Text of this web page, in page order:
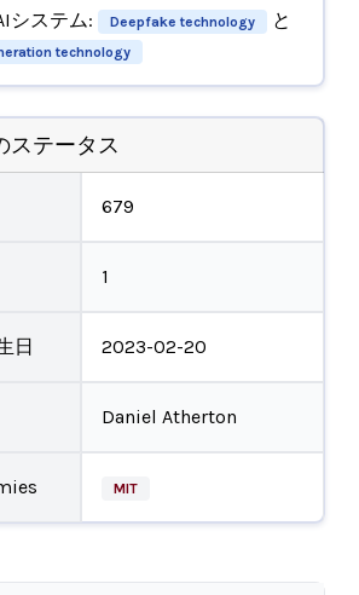
システム:
Deepfake technology と
technology
ステータス
679
1
日 2023-02-20
Daniel Atherton
MIT